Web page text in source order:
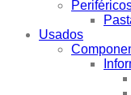
Usados